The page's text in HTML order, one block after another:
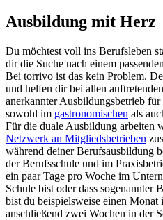
Ausbildung mit Herz
Du möchtest voll ins Berufsleben
dir die Suche nach einem
Bei torrivo ist das kein Problem.
und helfen dir bei allen
anerkannter Ausbildungsbetrieb
sowohl im gastronomischen als
Für die duale Ausbildung arbeiten
Netzwerk an Mitgliedsbetrieben
während deiner Berufsausbildung
der Berufsschule und im
ein paar Tage pro Woche im
Schule bist oder dass sogenannter
bist du beispielsweise einen Monat
anschließend zwei Wochen in der